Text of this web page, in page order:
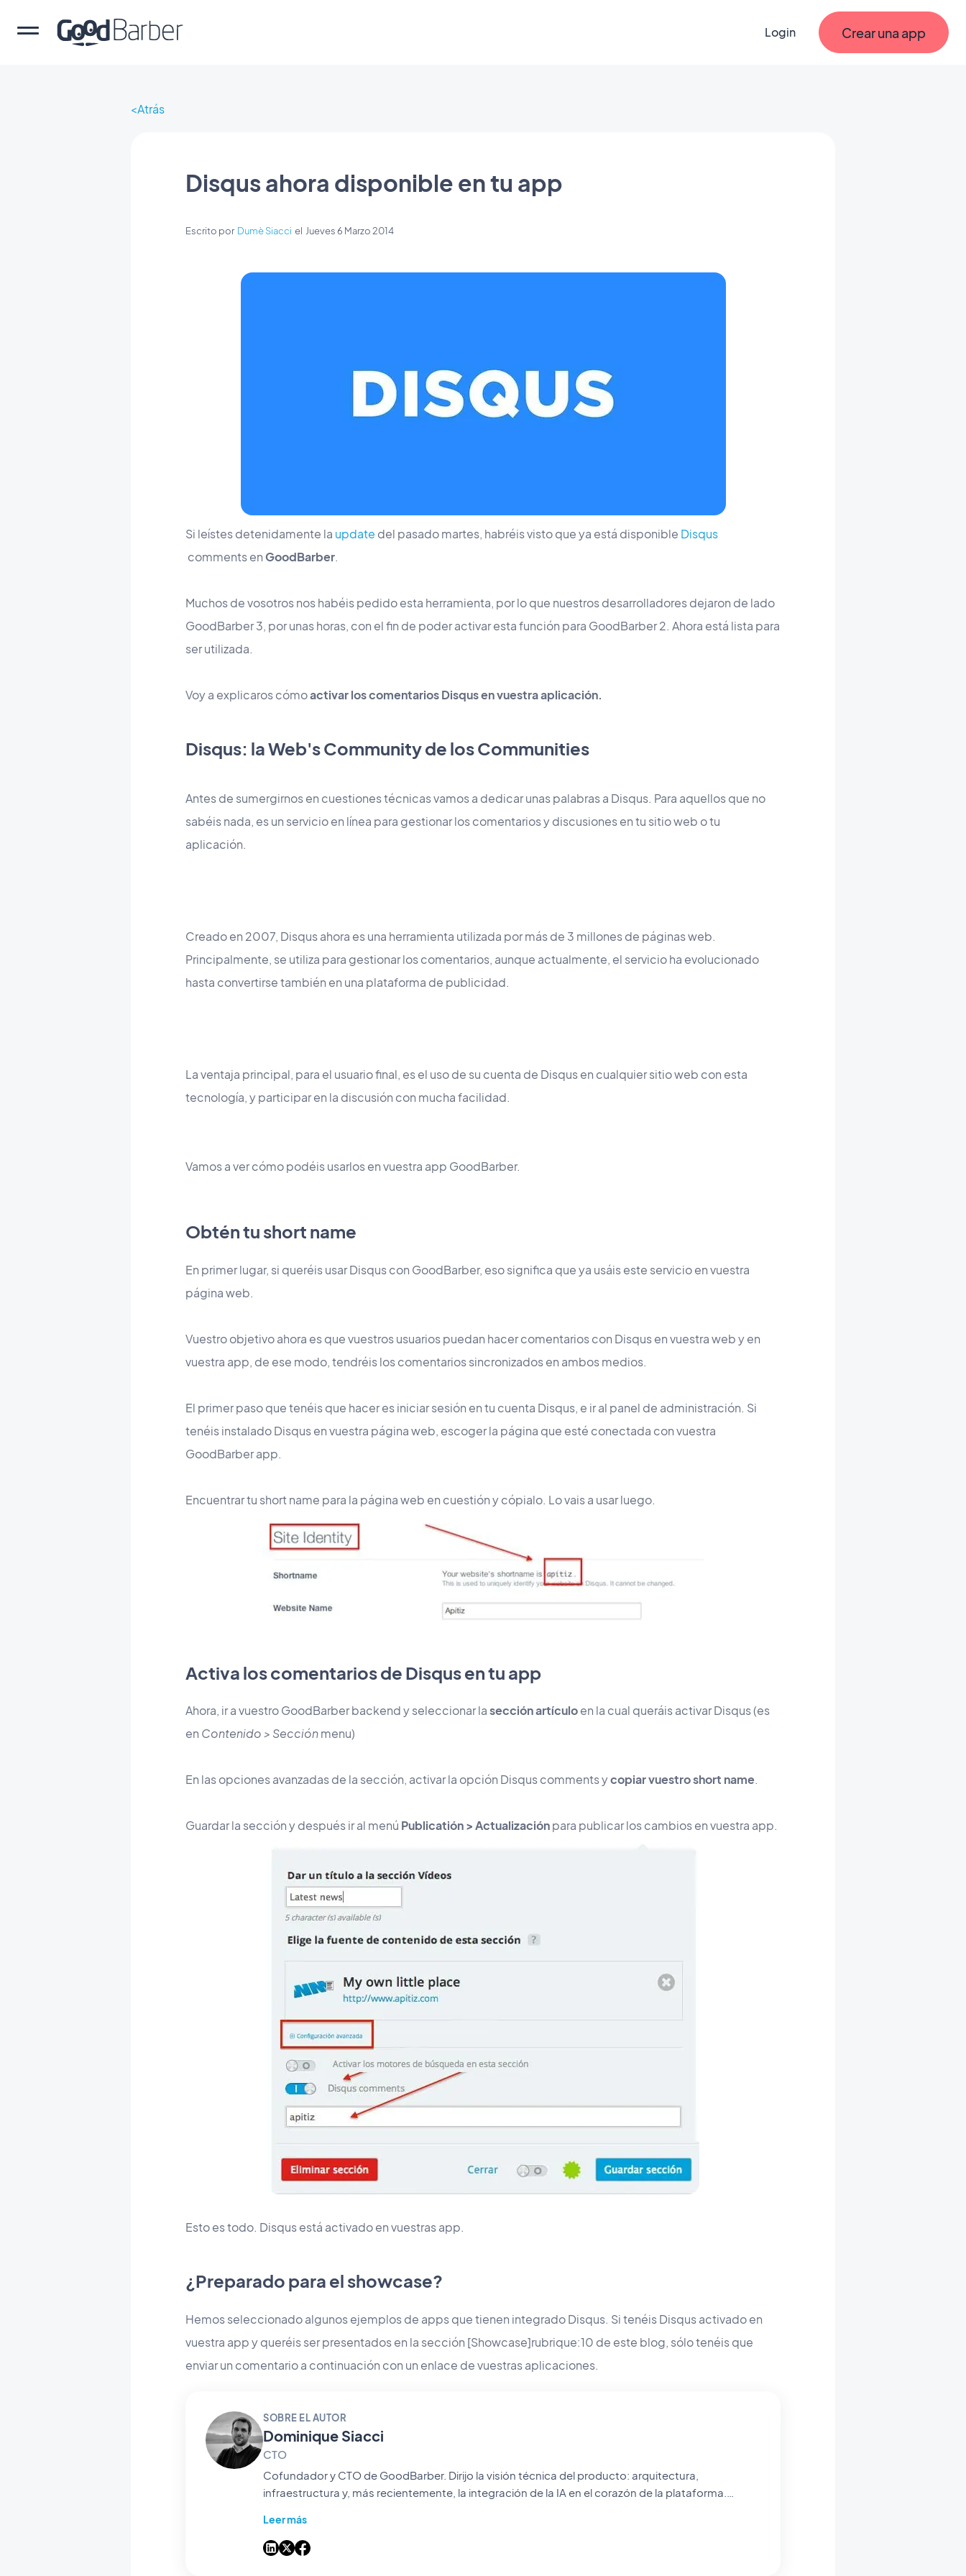
Login Crear una app
Atrás
Disqus ahora disponible en tu app
Escrito por Dumè Siacci el Jueves 6 Marzo 2014
Si leístes detenidamente la update del pasado martes, habréis visto que ya está disponible Disqus
comments enGoodBarber.
Muchos de vosotros nos habéis pedido esta herramienta, por lo que nuestros desarrolladores dejaron de lado
GoodBarber 3, por unas horas, con el fin de poder activar esta función para GoodBarber 2. Ahora está lista para
ser utilizada.
Voy a explicaros cómoactivar los comentarios Disqus en vuestra aplicación.
Disqus: la Web's Community de los Communities
Antes de sumergirnos en cuestiones técnicas vamos a dedicar unas palabras a Disqus. Para aquellos que no
sabéis nada, es un servicio en línea para gestionar los comentarios y discusiones en tu sitio web o tu
aplicación.
Creado en 2007, Disqus ahora es una herramienta utilizada por más de 3 millones de páginas web.
Principalmente, se utiliza para gestionar los comentarios, aunque actualmente, el servicio ha evolucionado
hasta convertirse también en una plataforma de publicidad.
La ventaja principal, para el usuario final, es el uso de su cuenta de Disqus en cualquier sitio web con esta
tecnología, y participar en la discusión con mucha facilidad.
Vamos a ver cómo podéis usarlos en vuestra app GoodBarber.
Obtén tu short name
En primer lugar, si queréis usar Disqus con GoodBarber, eso significa que ya usáis este servicio en vuestra
página web.
Vuestro objetivo ahora es que vuestros usuarios puedan hacer comentarios con Disqus en vuestra web y en
vuestra app, de ese modo, tendréis los comentarios sincronizados en ambos medios.
El primer paso que tenéis que hacer es iniciar sesión en tu cuenta Disqus, e ir al panel de administración. Si
tenéis instalado Disqus en vuestra página web, escoger la página que esté conectada con vuestra
GoodBarber app.
Encuentrar tu short name para la página web en cuestión y cópialo. Lo vais a usar luego.
Activa los comentarios de Disqus en tu app
Ahora, ir a vuestro GoodBarber backend y seleccionar lasección artículoen la cual queráis activar Disqus (es
en Contenido > Secciónmenu)
En las opciones avanzadas de la sección, activar la opción Disqus comments ycopiar vuestro short name.
Guardar la sección y después ir al menú Publicatión > Actualizaciónpara publicar los cambios en vuestra app.
Esto es todo. Disqus está activado en vuestras app.
¿Preparado para el showcase?
Hemos seleccionado algunos ejemplos de apps que tienen integrado Disqus. Si tenéis Disqus activado en
vuestra app y queréis ser presentados en la sección [Showcase]rubrique:10 de este blog, sólo tenéis que
enviar un comentario a continuación con un enlace de vuestras aplicaciones.
SOBRE EL AUTOR
Dominique Siacci
CTO
Cofundador y CTO de GoodBarber. Dirijo la visión técnica del producto: arquitectura,
infraestructura y, más recientemente, la integración de la IA en el corazón de la plataforma.
miles de usuarios de GoodBarber publicar sus apps sin escribir una sola línea de código.
Leer más